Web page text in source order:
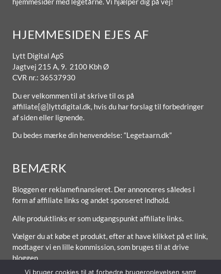
HJEMMESIDEN EJES AF
Lytt Digital ApS
Jagtvej 215 A, 9. 2100 Kbh Ø
CVR nr.: 36537930
Du er velkommen til at skrive til os på
affiliate[@]lyttdigital.dk, hvis du har forslag til forbedringer
af siden eller lignende.
Du bedes mærke din henvendelse: “Legetaarn.dk”
BEMÆRK
Bloggen er reklamefinansieret. Der annonceres således i
form af affiliate links og andet sponseret indhold.
Alle produktlinks er som udgangspunkt affiliate links.
Vælger du at købe et produkt, efter at have klikket på et link,
modtager vi en lille kommission, som bruges til at drive
bloggen.
Vi bruger cookies til at forbedre brugeroplevelsen samt